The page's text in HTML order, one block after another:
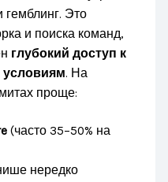
гемблинг. Это
и поиска команд,
глубокий доступ к
. На
проще:
(часто 35–50% на
нередко